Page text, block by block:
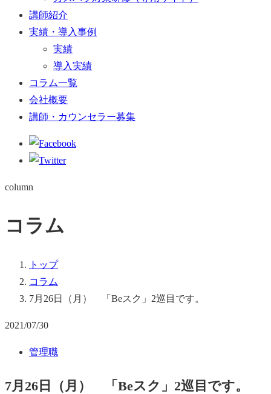
講師紹介
実績・導入事例
実績
導入実績
コラム一覧
会社概要
講師・カウンセラー募集
column
コラム
トップ
コラム
7月26日（月） 「Beスク」2巡目です。
2021/07/30
管理職
7月26日（月） 「Beスク」2巡目です。